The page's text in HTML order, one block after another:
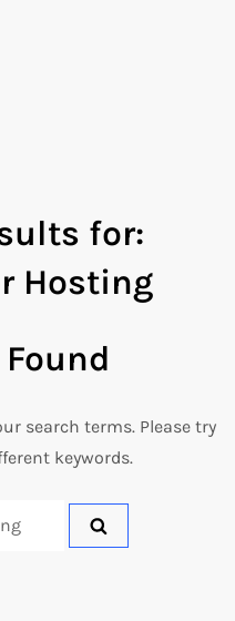
for:
Hosting
search terms. Please try
keywords.